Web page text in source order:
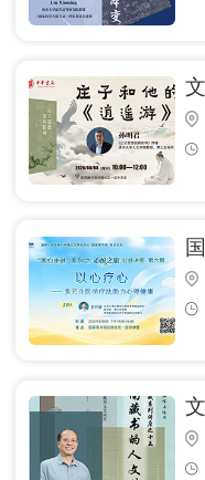
法律馆
少儿馆
重点项目
关于国图
支持我们
相关链接